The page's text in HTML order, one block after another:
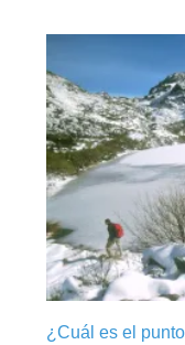
¿Cuál es el